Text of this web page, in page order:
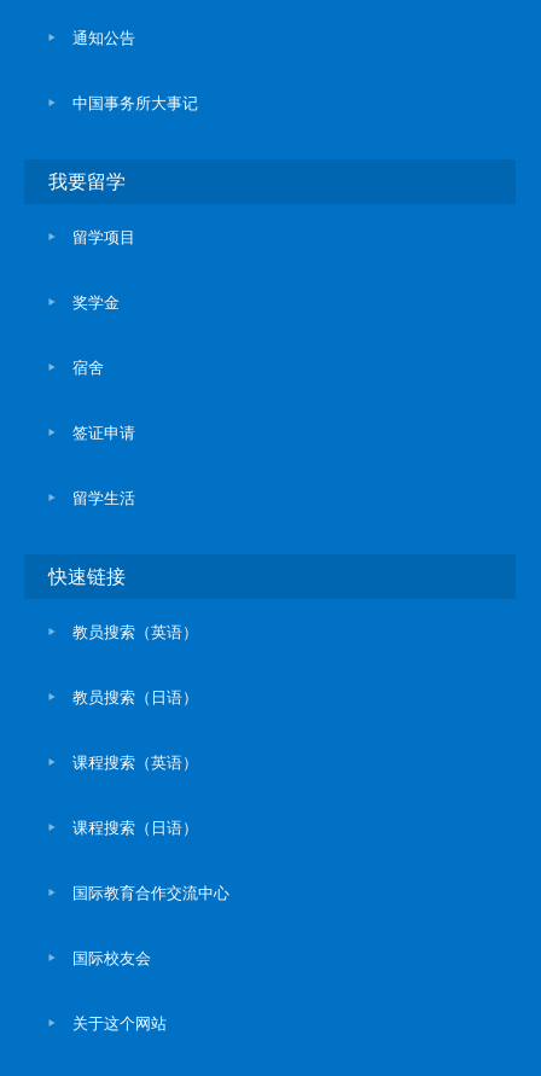
通知公告
中国事务所大事记
我要留学
留学项目
奖学金
宿舍
签证申请
留学生活
快速链接
教员搜索（英语）
教员搜索（日语）
课程搜索（英语）
课程搜索（日语）
国际教育合作交流中心
国际校友会
关于这个网站